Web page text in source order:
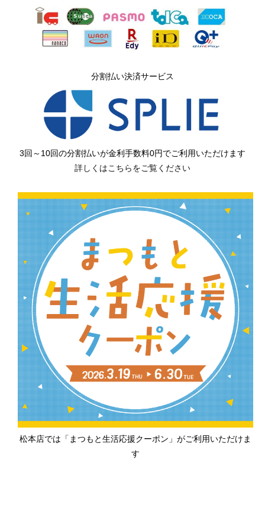
分割払い決済サービス
3回～10回の分割払いが金利手数料0円でご利用いただけます
詳しくはこちらをご覧ください
松本店では「まつもと生活応援クーポン」がご利用いただけま
す